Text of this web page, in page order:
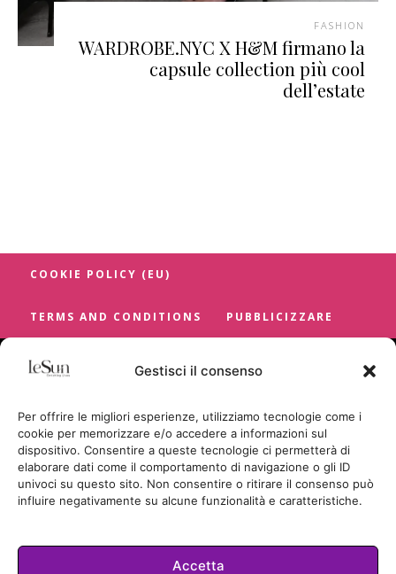
Gestisci il consenso
Per offrire le migliori esperienze, utilizziamo tecnologie come i
cookie per memorizzare e/o accedere a informazioni sul
dispositivo. Consentire a queste tecnologie ci permetterà di
elaborare dati come il comportamento di navigazione o gli ID
univoci su questo sito. Non consentire o ritirare il consenso può
influire negativamente su alcune funzionalità e caratteristiche.
Accetta
FASHION
WARDROBE.NYC X H&M firmano la
capsule collection più cool
dell’estate
COOKIE POLICY (EU)
TERMS AND CONDITIONS PUBBLICIZZARE